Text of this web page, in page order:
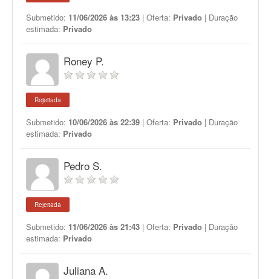
Submetido: 11/06/2026 às 13:23 | Oferta: Privado | Duração
estimada: Privado
Roney P.
Rejeitada
Submetido: 10/06/2026 às 22:39 | Oferta: Privado | Duração
estimada: Privado
Pedro S.
Rejeitada
Submetido: 11/06/2026 às 21:43 | Oferta: Privado | Duração
estimada: Privado
Juliana A.